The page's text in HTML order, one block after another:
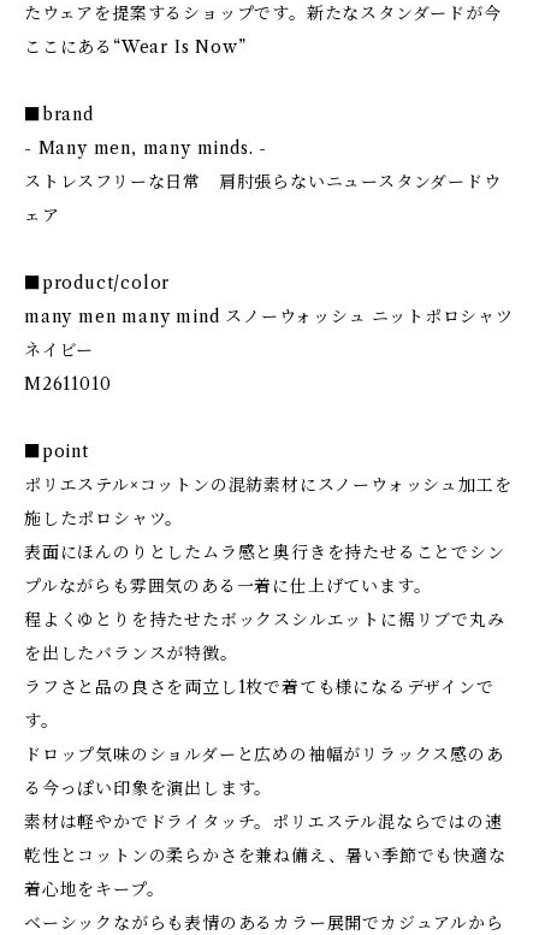
たウェアを提案するショップです。新たなスタンダードが今
ここにある“Wear Is Now”
■brand
- Many men, many minds. -
ストレスフリーな日常 肩肘張らないニュースタンダードウ
ェア
■product/color
many men many mind スノーウォッシュ ニットポロシャツ
ネイビー
M2611010
■point
ポリエステル×コットンの混紡素材にスノーウォッシュ加工を
施したポロシャツ。
表面にほんのりとしたムラ感と奥行きを持たせることでシン
プルながらも雰囲気のある一着に仕上げています。
程よくゆとりを持たせたボックスシルエットに裾リブで丸み
を出したバランスが特徴。
ラフさと品の良さを両立し1枚で着ても様になるデザインで
す。
ドロップ気味のショルダーと広めの袖幅がリラックス感のあ
る今っぽい印象を演出します。
素材は軽やかでドライタッチ。ポリエステル混ならではの速
乾性とコットンの柔らかさを兼ね備え、暑い季節でも快適な
着心地をキープ。
ベーシックながらも表情のあるカラー展開でカジュアルから